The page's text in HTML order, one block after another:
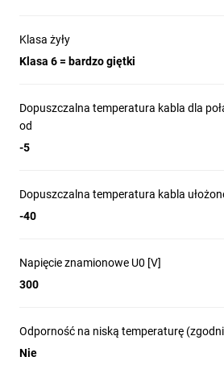
Klasa żyły
Klasa 6 = bardzo giętki
Dopuszczalna temperatura kabla dla
od
-5
Dopuszczalna temperatura kabla
-40
Napięcie znamionowe U0 [V]
300
Odporność na niską temperaturę
Nie